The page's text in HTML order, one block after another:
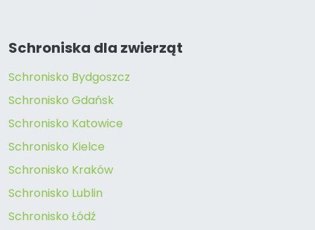
Schroniska dla zwierząt
Schronisko Bydgoszcz
Schronisko Gdańsk
Schronisko Katowice
Schronisko Kielce
Schronisko Kraków
Schronisko Lublin
Schronisko Łódź